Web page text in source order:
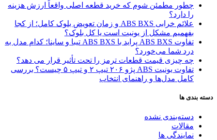
چطور مطمئن شوم که خرید قطعه اصلی واقعاً ارزش هزینه
را دارد؟
علائم خرابی ABS BXS و زمان تعویض بلوک کامل؛ از کجا
بفهمیم مشکل از یونیت است یا کل بلوک؟
تفاوت ABS BXS پراید با ABS BXS تیبا و ساینا؛ کدام مدل به
درد شما می‌خورد؟
چه چیزی قیمت قطعات ترمز را تحت تأثیر قرار می دهد؟
تفاوت یونیت ABS پژو ۲۰۶ تیپ ۲ و تیپ ۵ چیست؟ بررسی
کامل مدل‌ها و راهنمای انتخاب
دسته بندی ها
دسته‌بندی نشده
مقالات
نمایندگی ها